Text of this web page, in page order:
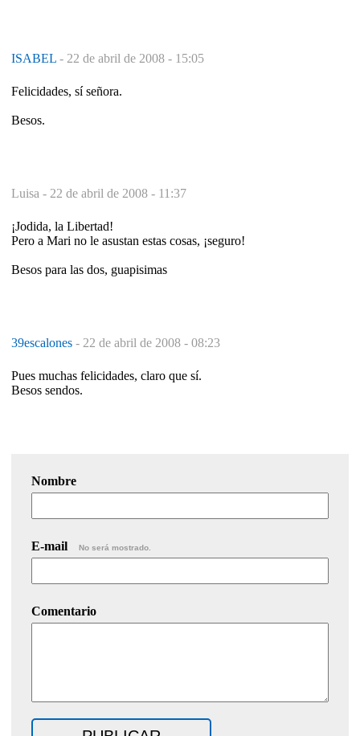
ISABEL - 22 de abril de 2008 - 15:05
Felicidades, sí señora.
Besos.
Luisa - 22 de abril de 2008 - 11:37
¡Jodida, la Libertad!
Pero a Mari no le asustan estas cosas, ¡seguro!
Besos para las dos, guapisimas
39escalones - 22 de abril de 2008 - 08:23
Pues muchas felicidades, claro que sí.
Besos sendos.
Nombre
E-mail No será mostrado.
Comentario